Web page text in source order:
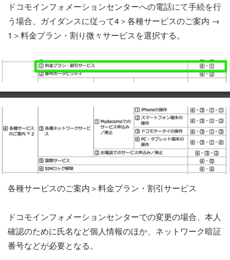
ドコモインフォメーションセンターへの電話にて手続を行
う場合、ガイダンスに従って4＞各種サービスのご案内 →
1＞料金プラン・割り微々サービスを選択する。
各種サービスのご案内＞料金プラン・割引サービス
ドコモインフォメーションセンターでの変更の場合、本人
確認のために氏名など個人情報のほか、ネットワーク暗証
番号などが必要となる。